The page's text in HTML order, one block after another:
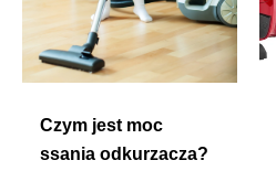
Czym jest moc
ssania odkurzacza?